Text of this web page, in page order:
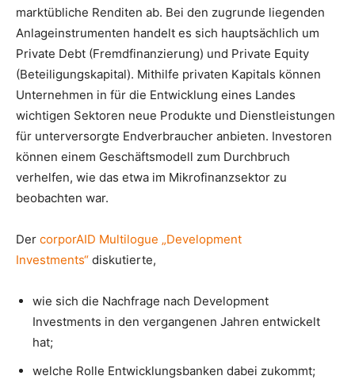
marktübliche Renditen ab. Bei den zugrunde liegenden
Anlageinstrumenten handelt es sich hauptsächlich um
Private Debt (Fremdfinanzierung) und Private Equity
(Beteiligungskapital). Mithilfe privaten Kapitals können
Unternehmen in für die Entwicklung eines Landes
wichtigen Sektoren neue Produkte und Dienstleistungen
für unterversorgte Endverbraucher anbieten. Investoren
können einem Geschäftsmodell zum Durchbruch
verhelfen, wie das etwa im Mikrofinanzsektor zu
beobachten war.
Der corporAID Multilogue „Development
Investments“ diskutierte,
wie sich die Nachfrage nach Development
Investments in den vergangenen Jahren entwickelt
hat;
welche Rolle Entwicklungsbanken dabei zukommt;